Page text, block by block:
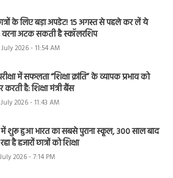
के लिए बड़ा अपडेट! 15 अगस्त से पहले कर लें ये
अटक सकती है स्कॉलरशिप
2026 - 11:54 AM
में सफलता “शिक्षा क्रांति” के व्यापक प्रभाव को
करती है: शिक्षा मंत्री बैंस
2026 - 11:43 AM
में शुरू हुआ भारत का सबसे पुराना स्कूल, 300 साल बाद
है हजारों छात्रों को शिक्षा
2026 - 7:14 PM